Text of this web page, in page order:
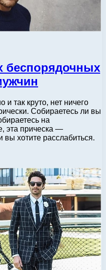
беспорядочных
и так круто, нет ничего
Собираетесь ли вы
на
эта прическа —
вы хотите расслабиться.